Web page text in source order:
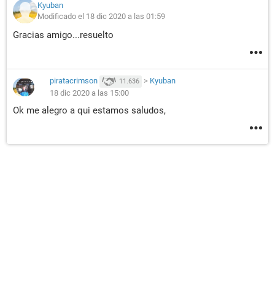
Kyuban
Modificado el 18 dic 2020 a las 01:59
Gracias amigo...resuelto
piratacrimson 11.636 > Kyuban
18 dic 2020 a las 15:00
Ok me alegro a qui estamos saludos,